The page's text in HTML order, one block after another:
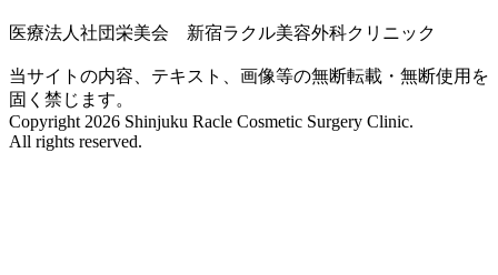
医療法人社団栄美会 新宿ラクル美容外科クリニック
当サイトの内容、テキスト、画像等の無断転載・無断使用を
固く禁じます。
Copyright 2026 Shinjuku Racle Cosmetic Surgery Clinic.
All rights reserved.